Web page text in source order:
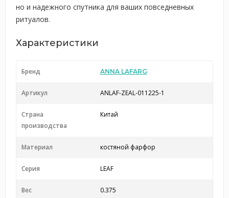
но и надежного спутника для ваших повседневных
ритуалов.
Характеристики
Бренд ANNA LAFARG
Артикул ANLAF-ZEAL-011225-1
Страна
производства
Китай
Материал костяной фарфор
Серия LEAF
Вес 0.375